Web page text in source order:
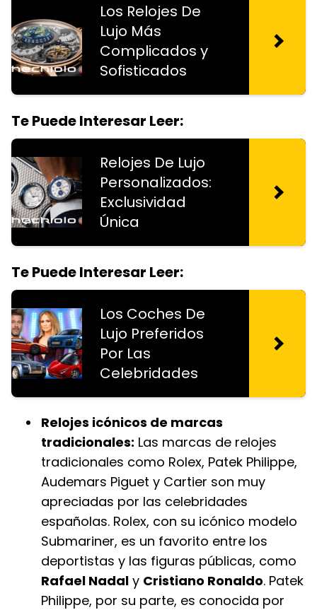
Los Relojes De
Lujo Más
Complicados y
Sofisticados
Te Puede Interesar Leer:
Relojes De Lujo
Personalizados:
Exclusividad
Única
Te Puede Interesar Leer:
Los Coches De
Lujo Preferidos
Por Las
Celebridades
Relojes icónicos de marcas
tradicionales: Las marcas de relojes
tradicionales como Rolex, Patek Philippe,
Audemars Piguet y Cartier son muy
apreciadas por las celebridades
españolas. Rolex, con su icónico modelo
Submariner, es un favorito entre los
deportistas y las figuras públicas, como
Rafael Nadal y Cristiano Ronaldo. Patek
Philippe, por su parte, es conocida por